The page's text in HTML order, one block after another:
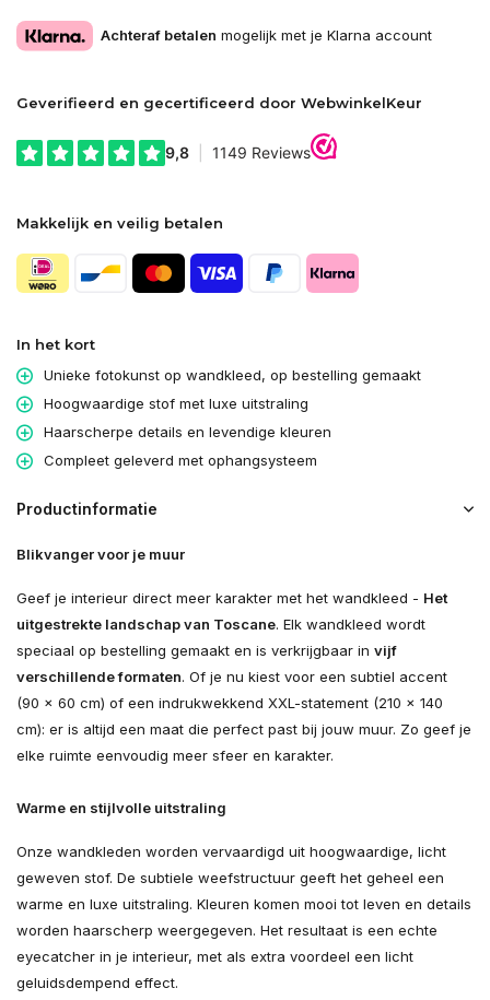
Achteraf betalen mogelijk met je Klarna account
Geverifieerd en gecertificeerd door WebwinkelKeur
Makkelijk en veilig betalen
In het kort
Unieke fotokunst op wandkleed, op bestelling gemaakt
Hoogwaardige stof met luxe uitstraling
Haarscherpe details en levendige kleuren
Compleet geleverd met ophangsysteem
Productinformatie
Blikvanger voor je muur
Geef je interieur direct meer karakter met het wandkleed - Het
uitgestrekte landschap van Toscane. Elk wandkleed wordt
speciaal op bestelling gemaakt en is verkrijgbaar in vijf
verschillende formaten. Of je nu kiest voor een subtiel accent
(90 × 60 cm) of een indrukwekkend XXL-statement (210 × 140
cm): er is altijd een maat die perfect past bij jouw muur. Zo geef je
elke ruimte eenvoudig meer sfeer en karakter.
Warme en stijlvolle uitstraling
Onze wandkleden worden vervaardigd uit hoogwaardige, licht
geweven stof. De subtiele weefstructuur geeft het geheel een
warme en luxe uitstraling. Kleuren komen mooi tot leven en details
worden haarscherp weergegeven. Het resultaat is een echte
eyecatcher in je interieur, met als extra voordeel een licht
geluidsdempend effect.